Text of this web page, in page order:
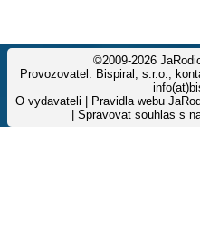
©2009-2026
Provozovatel: Bispiral, s.r.o.,
O vydavateli
Pravidla webu
Spravovat souhlas s